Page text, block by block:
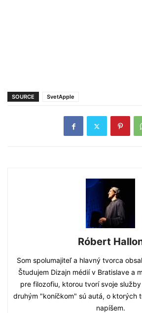
SOURCE SvetApple
Róbert
Som spolumajiteľ a hlavný tvorca
Študujem Dizajn médií v Bratislave a
pre filozofiu, ktorou tvorí svoje
druhým "koníčkom" sú autá, o ktorých
napíšem.